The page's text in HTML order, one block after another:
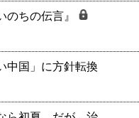
ちの伝言』
中国」に方針転換